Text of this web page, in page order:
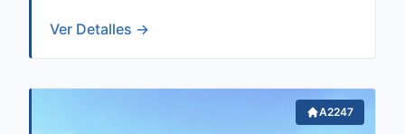
Ver Detalles →
A2247